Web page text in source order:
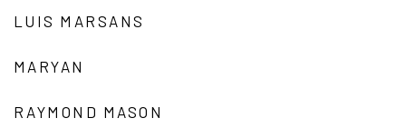
LUIS MARSANS
MARYAN
RAYMOND MASON